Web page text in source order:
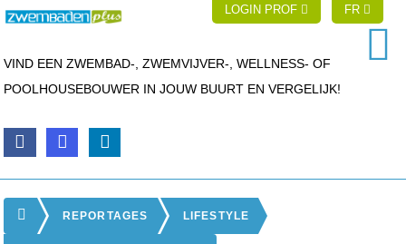
LOGIN PROF FR
VIND EEN ZWEMBAD-, ZWEMVIJVER-, WELLNESS- OF
POOLHOUSEBOUWER IN JOUW BUURT EN VERGELIJK!
REPORTAGES LIFESTYLE